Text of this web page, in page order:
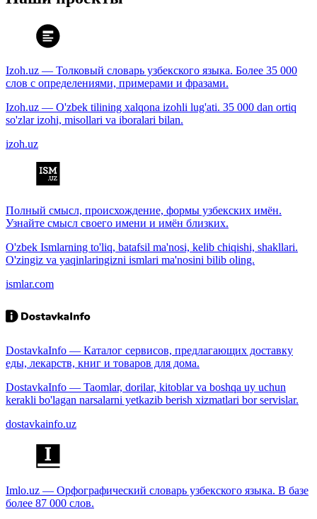
Izoh.uz — Толковый словарь узбекского языка. Более 35 000
слов с определениями, примерами и фразами.
Izoh.uz — O'zbek tilining xalqona izohli lug'ati. 35 000 dan ortiq
so'zlar izohi, misollari va iboralari bilan.
izoh.uz
Полный смысл, происхождение, формы узбекских имён.
Узнайте смысл своего имени и имён близких.
O'zbek Ismlarning to'liq, batafsil ma'nosi, kelib chiqishi, shakllari.
O'zingiz va yaqinlaringizni ismlari ma'nosini bilib oling.
ismlar.com
DostavkaInfo — Каталог сервисов, предлагающих доставку
еды, лекарств, книг и товаров для дома.
DostavkaInfo — Taomlar, dorilar, kitoblar va boshqa uy uchun
kerakli bo'lagan narsalarni yetkazib berish xizmatlari bor servislar.
dostavkainfo.uz
Imlo.uz — Орфографический словарь узбекского языка. В базе
более 87 000 слов.